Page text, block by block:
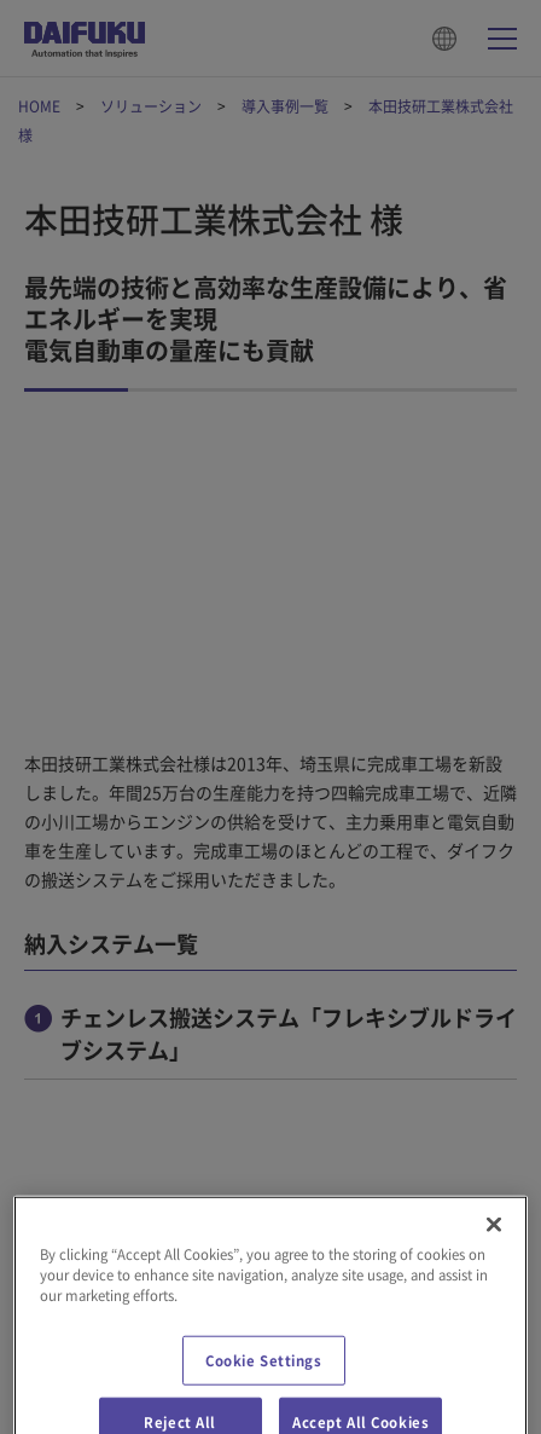
HOME ソリューション 導入事例一覧
本田技研工業株式会社
様
本田技研工業株式会社 様
最先端の技術と高効率な生産設備により、省
エネルギーを実現
電気自動車の量産にも貢献
本田技研工業株式会社様は2013年、埼玉県に完成車工場を新設
しました。年間25万台の生産能力を持つ四輪完成車工場で、近隣
の小川工場からエンジンの供給を受けて、主力乗用車と電気自動
車を生産しています。完成車工場のほとんどの工程で、ダイフク
の搬送システムをご採用いただきました。
納入システム一覧
チェンレス搬送システム「フレキシブルドライ
ブシステム」
オーバーヘッドタイプ 開閉式ハンガー
By clicking “Accept All Cookies”, you agree to the storing of cookies on
your device to enhance site navigation, analyze site usage, and assist in
our marketing efforts.
Cookie Settings
Reject All Accept All Cookies